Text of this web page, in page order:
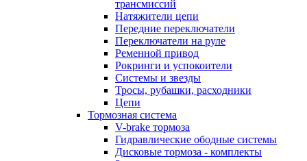
трансмиссий
Натяжители цепи
Передние переключатели
Переключатели на руле
Ременной привод
Рокринги и успокоители
Системы и звезды
Тросы, рубашки, расходники
Цепи
Тормозная система
V-brake тормоза
Гидравлические ободные системы
Дисковые тормоза - комплекты